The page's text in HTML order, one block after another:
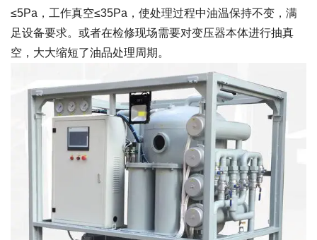
≤5Pa，工作真空≤35Pa，使处理过程中油温保持不变，满
足设备要求。或者在检修现场需要对变压器本体进行抽真
空，大大缩短了油品处理周期。